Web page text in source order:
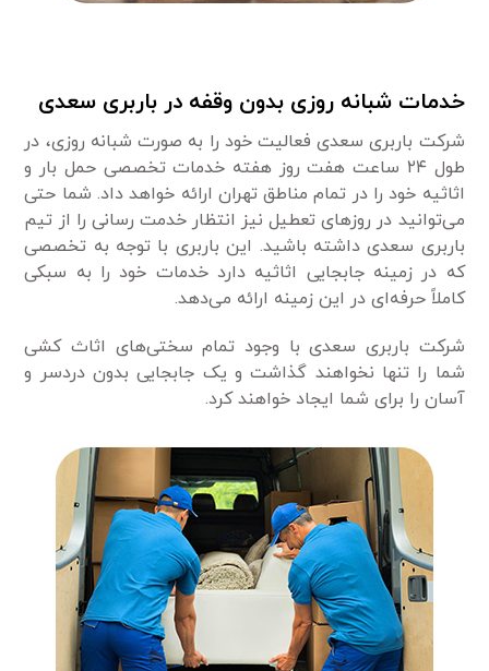
خدمات شبانه روزی بدون وقفه در باربری سعدی
شرکت باربری سعدی فعالیت خود را به صورت شبانه روزی، در
طول ۲۴ ساعت هفت روز هفته خدمات تخصصی حمل بار و
اثاثیه خود را در تمام مناطق تهران ارائه خواهد داد. شما حتی
‌می‌توانید در روزهای تعطیل نیز انتظار خدمت رسانی را از تیم
باربری سعدی داشته باشید. این باربری با توجه به تخصصی
که در زمینه جابجایی اثاثیه دارد خدمات خود را به سبکی
کاملاً حرفه‌ای در این زمینه ارائه می‌دهد.
شرکت باربری سعدی با وجود تمام سختی‌های اثاث کشی
شما را تنها نخواهند گذاشت و یک جابجایی بدون دردسر و
آسان را برای شما ایجاد خواهند کرد.